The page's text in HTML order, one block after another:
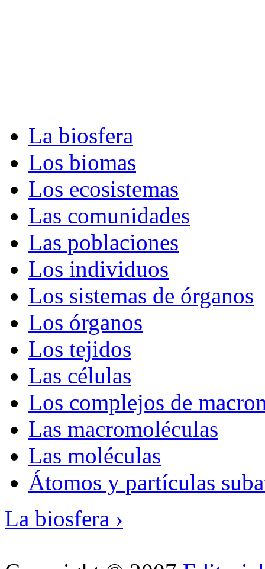
La biosfera
Los biomas
Los ecosistemas
Las comunidades
Las poblaciones
Los individuos
Los sistemas de órganos
Los órganos
Los tejidos
Las células
Los complejos de
Las macromoléculas
Las moléculas
Átomos y partículas
La biosfera ›